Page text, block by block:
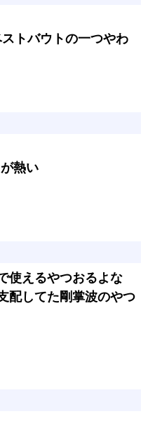
トバウトの一つやわ
熱い
使えるやつおるよな
配してた剛掌波のやつ